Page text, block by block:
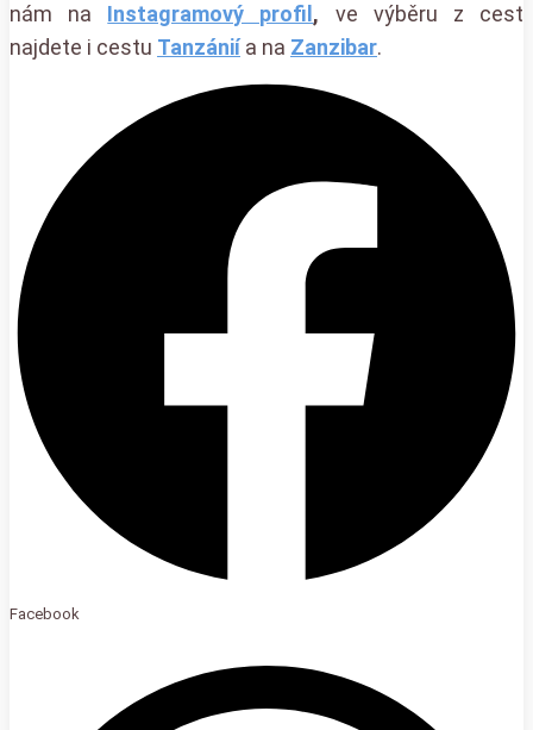
nám na Instagramový profil , ve výběru z cest
najdete i cestu Tanzániía na Zanzibar.
Facebook